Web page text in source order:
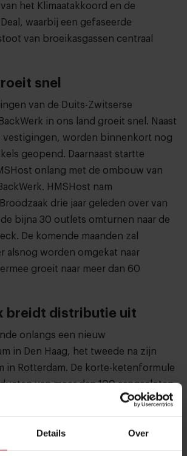
Details Over
het Klimaatakkoord en de
waarbij een gefaseerde
van broeikasgassen centraal
snel
van de Duits-Zwitserse
in ons land groeit snel. Naast
vestigingen, worden binnenkort nog
geopend. Daarnaast startte
onlang met de ombouw van
HMSHost nam
drie jaar geleden over van
bijna 30 outlets omturnen naar de
De komende maanden zal
alsnog worden omgekat naar
groeit naar meer dan 60
breidt distributie uit
onlangs een nieuw
in Den Haag, het tweede na zijn
in Rotterdam. De korte-ketenformule
van meer dan 100 aangesloten
foodproducenten.
eerder dit jaar met de bezorging
wordt mede ondersteund door
Voor klanten is het tevens